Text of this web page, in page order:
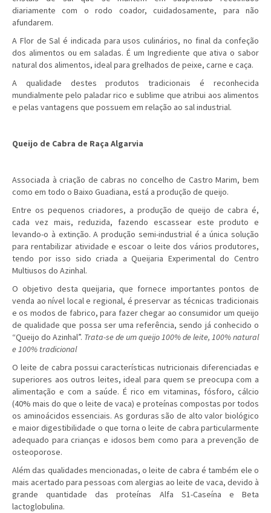
diariamente com o rodo coador, cuidadosamente, para não
afundarem.
A Flor de Sal é indicada para usos culinários, no final da confeção
dos alimentos ou em saladas. É um Ingrediente que ativa o sabor
natural dos alimentos, ideal para grelhados de peixe, carne e caça.
A qualidade destes produtos tradicionais é reconhecida
mundialmente pelo paladar rico e sublime que atribui aos alimentos
e pelas vantagens que possuem em relação ao sal industrial.
Queijo de Cabra de Raça Algarvia
Associada à criação de cabras no concelho de Castro Marim, bem
como em todo o Baixo Guadiana, está a produção de queijo.
Entre os pequenos criadores, a produção de queijo de cabra é,
cada vez mais, reduzida, fazendo escassear este produto e
levando-o à extinção. A produção semi-industrial é a única solução
para rentabilizar atividade e escoar o leite dos vários produtores,
tendo por isso sido criada a Queijaria Experimental do Centro
Multiusos do Azinhal.
O objetivo desta queijaria, que fornece importantes pontos de
venda ao nível local e regional, é preservar as técnicas tradicionais
e os modos de fabrico, para fazer chegar ao consumidor um queijo
de qualidade que possa ser uma referência, sendo já conhecido o
“Queijo do Azinhal”. Trata-se de um queijo 100% de leite, 100% natural
e 100% tradicional
O leite de cabra possui características nutricionais diferenciadas e
superiores aos outros leites, ideal para quem se preocupa com a
alimentação e com a saúde. É rico em vitaminas, fósforo, cálcio
(40% mais do que o leite de vaca) e proteínas compostas por todos
os aminoácidos essenciais. As gorduras são de alto valor biológico
e maior digestibilidade o que torna o leite de cabra particularmente
adequado para crianças e idosos bem como para a prevenção de
osteoporose.
Além das qualidades mencionadas, o leite de cabra é também ele o
mais acertado para pessoas com alergias ao leite de vaca, devido à
grande quantidade das proteínas Alfa S1-Caseína e Beta
lactoglobulina.